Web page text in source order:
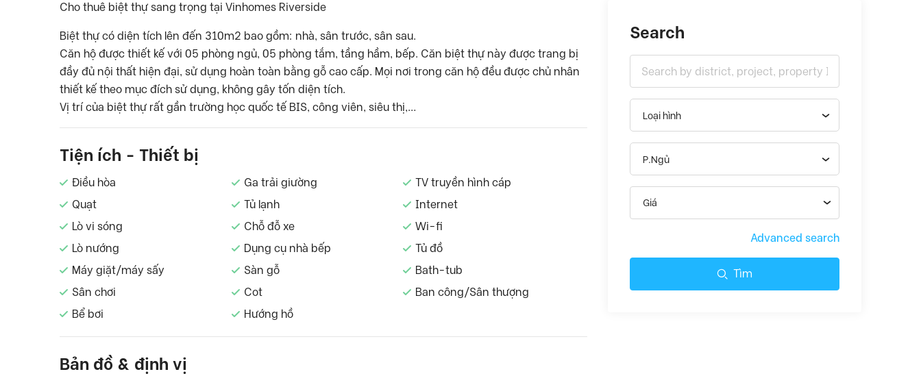
Cho thuê biệt thự sang trọng tại Vinhomes Riverside
Biệt thự có diện tích lên đến 310m2 bao gồm: nhà, sân trước, sân sau.
Căn hộ được thiết kế với 05 phòng ngủ, 05 phòng tắm, tầng hầm, bếp. Căn biệt thự này được trang bị
đầy đủ nội thất hiện đại, sử dụng hoàn toàn bằng gỗ cao cấp. Mọi nơi trong căn hộ đều được chủ nhân
thiết kế theo mục đích sử dụng, không gây tốn diện tích.
Vị trí của biệt thự rất gần trường học quốc tế BIS, công viên, siêu thị,…
Tiện ích - Thiết bị
Điều hòa Ga trải giường
TV truyền hình cáp
Quạt
Tủ lạnh
Internet
Lò vi sóng
Chỗ đỗ xe
Wi-fi
Lò nướng
Dụng cụ nhà bếp
Tủ đồ
Máy giặt/máy sấy
Sàn gỗ
Bath-tub
Sân chơi
Cot
Ban công/Sân thượng
Bể bơi
Hướng hồ
Bản đồ & định vị
Search
Loại hình
P.Ngủ
Giá
Advanced search
Tìm